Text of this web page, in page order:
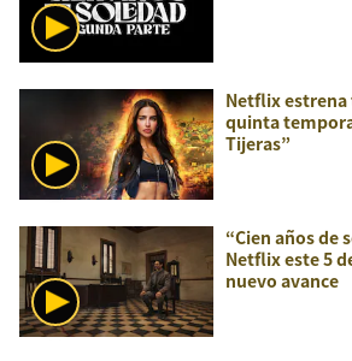
Netflix
quinta
Tijeras”
“Cien años de
Netflix este 5
nuevo avance